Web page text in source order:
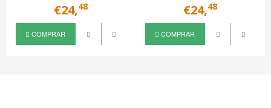
€24,48
COMPRAR
€24,48
COMPRAR